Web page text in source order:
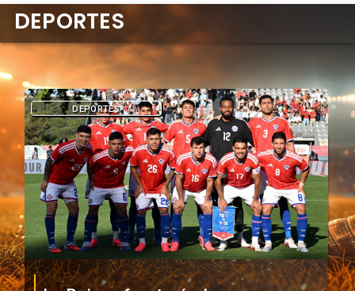
DEPORTES
DEPORTES